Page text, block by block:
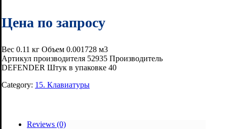
Цена по запросу
Вес 0.11 кг Объем 0.001728 м3
Артикул производителя 52935 Производитель
DEFENDER Штук в упаковке 40
Category: 15. Клавиатуры
Reviews (0)